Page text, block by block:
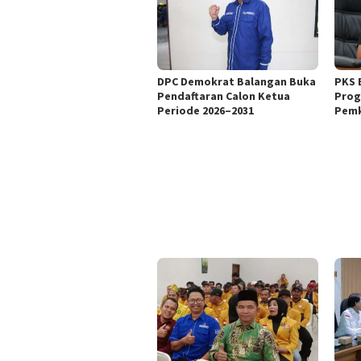
DPC Demokrat Balangan Buka
Pendaftaran Calon Ketua
Periode 2026–2031
PKS